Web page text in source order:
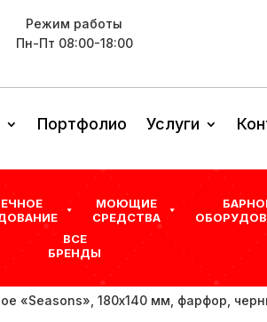
Режим работы
Пн-Пт 08:00-18:00
Портфолио Услуги
МОЮЩИЕ
СРЕДСТВА
ВСЕ
БРЕНДЫ
«Seasons», 180х140 мм, фарфор,